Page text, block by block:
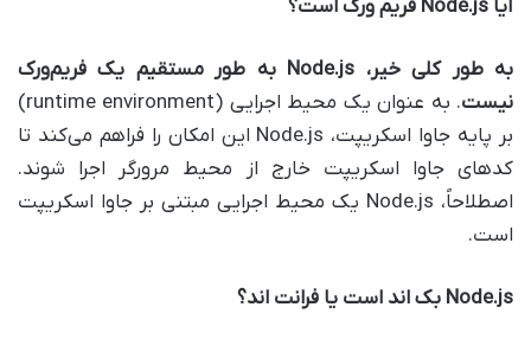
آیا فریم ورک است؟
به طور کلی خیر، Node.js به طور مستقیم یک فریم‌ورک
نیست
. به عنوان یک محیط اجرایی (runtime environment)
بر پایه جاوا اسکریپت، Node.js این امکان را فراهم می‌کند تا
کدهای جاوا اسکریپت خارج از محیط مرورگر اجرا شوند.
اصطلاحاً، Node.js یک محیط اجرایی مبتنی بر جاوا اسکریپت
است.
Node.js بک اند است یا فرانت اند؟